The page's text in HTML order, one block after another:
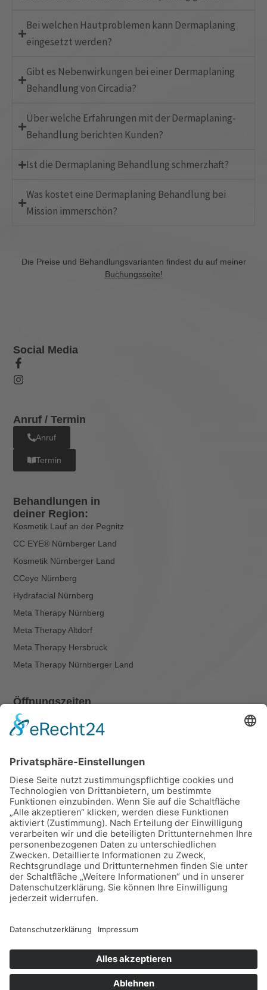
Bei welchen Hautproblemen kann Dermaplaning
eingesetzt werden?
Gibt es Nebenwirkungen bei einer Dermaplaning
Behandlung von Circadia?
Über welche Erfahrungen mit der Dermaplaning-
Behandlung berichten Kunden?
Ist die Dermaplaning Behandlung schmerzhaft?
Was kostet eine Dermaplaning Behandlung bei
Mission immerschön?
Die Preise und Behandlungsvarianten findest du auf meiner
Buchungsseite!
Social Media
Facebook-
f
Instagram
Anruf / Termin
Anruf
Termin
Behandlungen in
deiner Region:
Kosmetik Lauf an der Pegnitz
CC EYE® Nürnberger Land
Kosmetik Nürnberger Land
CCeye Nürnberg
Hydrafacial Nürnberg
Meta Therapy Nürnberg
Meta Therapy Altdorf
Meta Therapy Hersbruck
Meta Therapy Nürnberger Land
Öffnungszeiten
Di: 10:00 – 20:00 Uhr
Mi – Do: 10:00 – 18:00 Uhr
Fr: 10:00 – 16:00 Uhr
und nach Vereinbarung
Ratgeber
Kontakt
Rückersdorfer Str. 17
90552 Röthenbach a.d.Pegnitz
info@mission-immerschoen.de
Tel.: +49 911 92318897
© 2026 Mission immerschön